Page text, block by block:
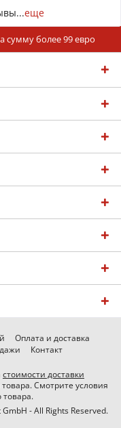
еще
сумму более 99 евро
Оплата и доставка
Контакт
стоимости доставки
Смотрите условия
товара.
- All Rights Reserved.